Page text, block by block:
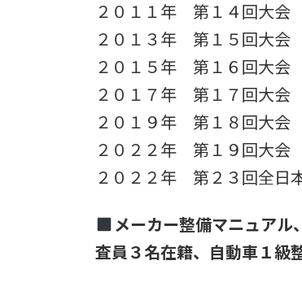
２０１１年 第１４回大会
２０１３年 第１５回大会
２０１５年 第１６回大
２０１７年 第１７回大会
２０１９年 第１８回大会
２０２２年 第１９回大
２０２２年 第２３回全日
メーカー整備マニュア
査員３名在籍、自動車１級